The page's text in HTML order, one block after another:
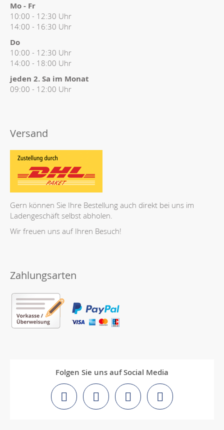
Mo - Fr
10:00 - 12:30 Uhr
14:00 - 16:30 Uhr
Do
10:00 - 12:30 Uhr
14:00 - 18:00 Uhr
jeden 2. Sa im Monat
09:00 - 12:00 Uhr
Versand
Gern können Sie Ihre Bestellung auch direkt bei uns im
Ladengeschäft selbst abholen.
Wir freuen uns auf Ihren Besuch!
Zahlungsarten
Folgen Sie uns auf Social Media